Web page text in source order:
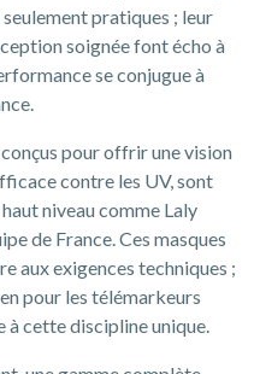
pratiques ; leur
soignée font écho à
se conjugue à
pour offrir une vision
contre les UV, sont
niveau comme Laly
de France. Ces masques
aux exigences techniques ;
pour les télémarkeurs
à cette discipline unique.